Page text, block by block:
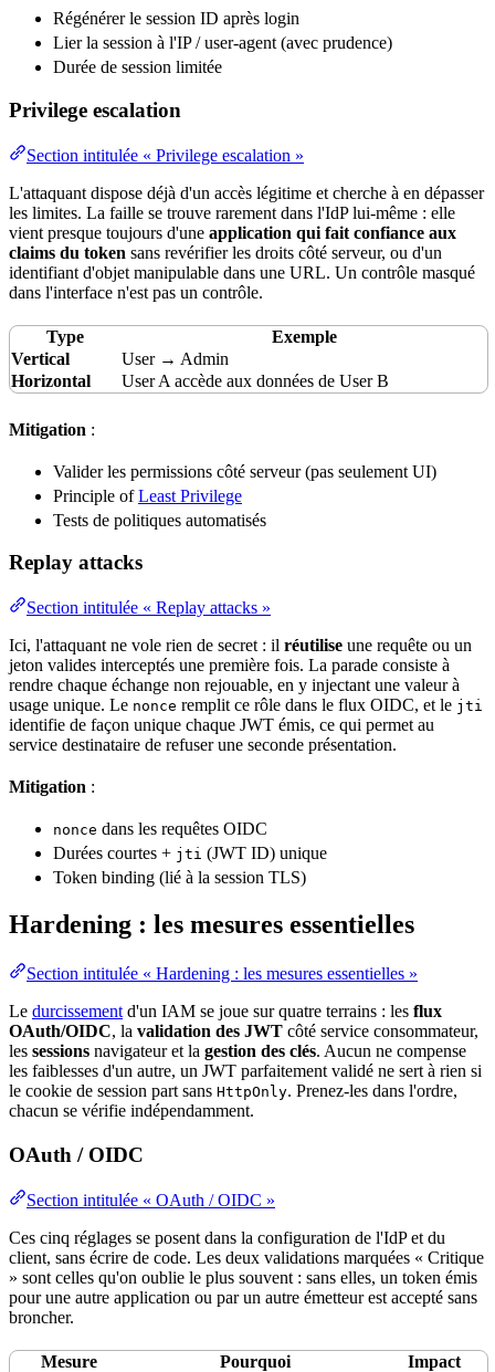
Régénérer le session ID après login
Lier la session à l'IP /user-agent (avec prudence)
Durée de session limitée
Privilege escalation
Section intitulée « Privilege escalation »
L'attaquant dispose déjà d'un accès légitime et cherche à en dépasser
les limites. La faille se trouve rarement dans l'IdPlui-même : elle
vient presque toujours d'une application qui fait confiance aux
claims du token sans revérifier les droits côté serveur, ou d'un
identifiant d'objet manipulable dans une URL. Un contrôle masqué
dans l'interface n'est pas un contrôle.
Type
Exemple
Vertical
User → Admin
Horizontal
User A accède aux données de User B
Mitigation :
Valider les permissions côté serveur (pas seulement UI)
Principle ofLeast Privilege
Tests de politiques automatisés
Replay attacks
Section intitulée « Replay attacks »
Ici, l'attaquant ne vole rien de secret : il réutilise une requête ou un
jeton valides interceptés une première fois. La parade consiste à
rendre chaque échange non rejouable, en y injectant une valeurà
usage unique. Le nonce remplit ce rôle dans le flux OIDC, et le jti
identifie de façon unique chaque JWT émis, ce qui permet au
service destinataire de refuser une seconde présentation.
Mitigation :
nonce dans les requêtes OIDC
Durées courtes + jti (JWT ID) unique
Token binding (lié à la session TLS)
Hardening : les mesures essentielles
Section intitulée « Hardening : les mesures essentielles »
Le durcissement d'un IAM se joue sur quatre terrains : les flux
OAuth/OIDC, la validation des JWT côté service consommateur,
les sessions navigateuret la gestion des clés. Aucun ne compense
les faiblesses d'un autre, un JWT parfaitement validé ne sert à rien si
le cookie de session part sans HttpOnly. Prenez-les dans l'ordre,
chacun se vérifie indépendamment.
OAuth / OIDC
Section intitulée « OAuth / OIDC »
Ces cinq réglages se posent dans la configuration de l'IdP et du
client, sans écrire de code. Les deux validations marquées « Critique
» sont celles qu'on oublie le plus souvent : sans elles, un token émis
pour une autre application ou par un autre émetteur est accepté sans
broncher.
Mesure Pourquoi
Impact